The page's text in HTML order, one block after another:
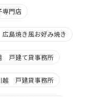
門店
島焼き風お好み焼き
戸建て貸事務所
越 戸建貸事務所